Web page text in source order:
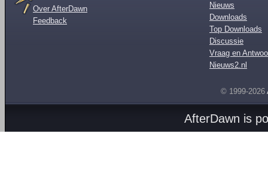
Over AfterDawn
Feedback
Nieuws
Downloads
Top Downloads
Discussie
Vraag en
Nieuws2.nl
© 1999-2026
AfterDawn is